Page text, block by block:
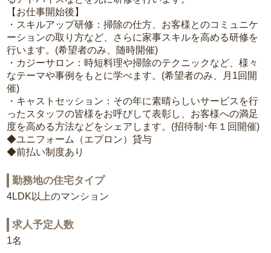
【お仕事開始後】
・スキルアップ研修：掃除の仕方、お客様とのコミュニケ
ーションの取り方など、さらに家事スキルを高める研修を
行います。(希望者のみ、随時開催)
・カジーサロン：時短料理や掃除のテクニックなど、様々
なテーマや事例をもとに学べます。(希望者のみ、月1回開
催)
・キャストセッション：その年に素晴らしいサービスを行
ったスタッフの皆様をお呼びして表彰し、お客様への満足
度を高める方法などをシェアします。(招待制･年１回開催)
◆ユニフォーム（エプロン）貸与
◆前払い制度あり
勤務地の住宅タイプ
4LDK以上のマンション
求人予定人数
1名